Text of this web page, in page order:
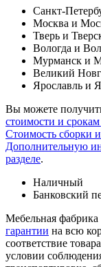
Санкт-
Москва и
Тверь и
Вологда и
Мурманск и
Великий
Ярославль и
Вы можете
стоимости и срокам
Стоимость сборки
Дополнительную
разделе.
Наличный
Банковский
Мебельная фабрика
гарантии на всю
соответствие
условии